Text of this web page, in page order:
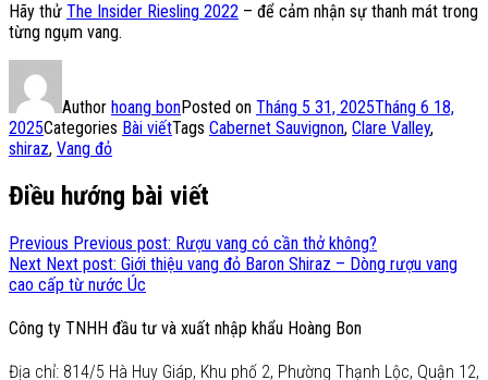
Hãy thử The Insider Riesling 2022 – để cảm nhận sự thanh mát trong
từng ngụm vang.
Author hoang bonPosted on Tháng 5 31, 2025Tháng 6 18,
2025Categories Bài viếtTags Cabernet Sauvignon, Clare Valley,
shiraz, Vang đỏ
Điều hướng bài viết
Previous Previous post: Rượu vang có cần thở không?
Next Next post: Giới thiệu vang đỏ Baron Shiraz – Dòng rượu vang
cao cấp từ nước Úc
Công ty TNHH đầu tư và xuất nhập khẩu Hoàng Bon
Địa chỉ: 814/5 Hà Huy Giáp, Khu phố 2, Phường Thạnh Lộc, Quận 12,